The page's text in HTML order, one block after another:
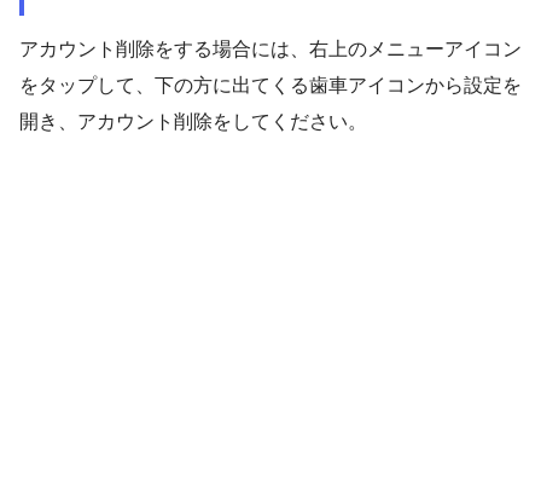
アカウント削除をする場合には、右上のメニューアイコン
をタップして、下の方に出てくる歯車アイコンから設定を
開き、アカウント削除をしてください。